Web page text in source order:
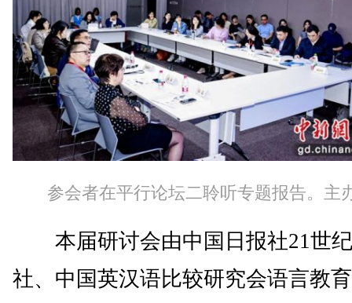
参会者在平行论坛二聆听专题报告。主
本届研讨会由中国日报社21世
社、中国英汉语比较研究会语言教